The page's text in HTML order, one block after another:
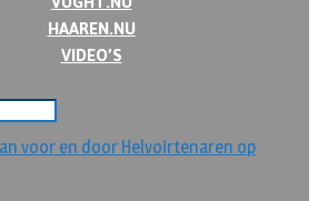
HAAREN.NU
VIDEO’S